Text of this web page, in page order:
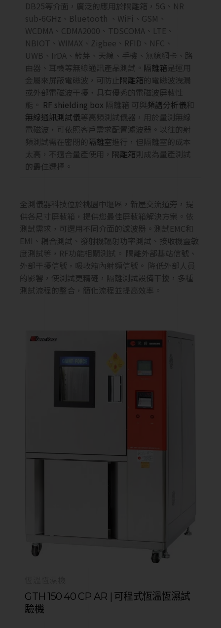
DB25等介面，廣泛的應用於隔離箱，5G、NR
sub-6GHz、Bluetooth 、WiFi、GSM、
WCDMA、CDMA2000、TDSCOMA、LTE、
NBIOT、WIMAX、Zigbee、RFID、NFC、
UWB、IrDA、藍芽、天線、手機、無線網卡、路
由器、耳機等無線通訊產品測試。 隔離箱是運用
金屬來屏蔽電磁波，可防止隔離箱的電磁波洩漏
或外部電磁波干擾，具有優秀的電磁波屏蔽性
能。 RF shielding box 隔離箱 可與頻譜分析儀和
無線通訊測試儀等高頻測試儀器，用於量測無線
電磁波，可依照客戶需求配置濾波器。以往的射
頻測試需在密閉的隔離室進行，但隔離室的成本
太高，不適合量產使用， 隔離箱則成為量產測試
的最佳選擇。
全測儀器科技位於桃園中壢區，新屋交流道旁，提
供各尺寸屏蔽箱，提供您最佳屏蔽箱解決方案。依
測試需求，可選用不同介面的濾波器。測試EMC和
EMI、耦合測試、發射機輻射功率測試、接收機靈敏
度測試等，RF功能相關測試。 隔離外部基站信號、
外部干擾信號，吸收箱內射頻信號。 降低外部人員
的影響，使測試更精確，隔離測試設備干擾，多種
測試流程的整合，簡化流程並提高效率。
GTH 150 40 CP AR | 可程式恆溫恆濕試
驗機